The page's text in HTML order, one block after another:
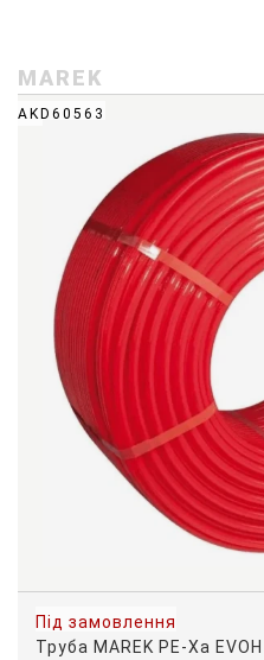
MAREK
AKD60563
Під замовлення
Труба MAREK PE-Xa